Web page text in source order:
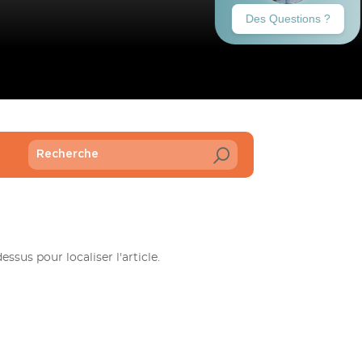
pour localiser l'article.